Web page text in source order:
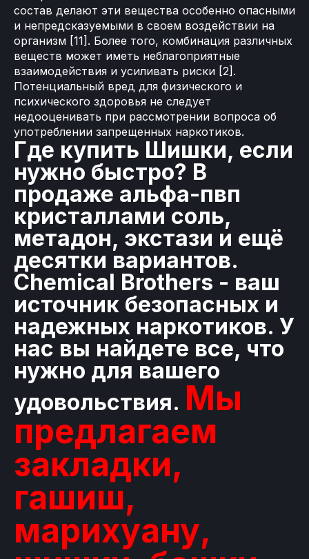
состав делают эти вещества особенно опасными
и непредсказуемыми в своем воздействии на
организм [11]. Более того, комбинация различных
веществ может иметь неблагоприятные
взаимодействия и усиливать риски [2].
Потенциальный вред для физического и
психического здоровья не следует
недооценивать при рассмотрении вопроса об
употреблении запрещенных наркотиков.
Где купить Шишки, если
нужно быстро? В
продаже альфа-пвп
кристаллами соль,
метадон, экстази и ещё
десятки вариантов.
Chemical Brothers - ваш
источник безопасных и
надежных наркотиков. У
нас вы найдете все, что
нужно для вашего
удовольствия. Мы
предлагаем
закладки,
гашиш,
марихуану,